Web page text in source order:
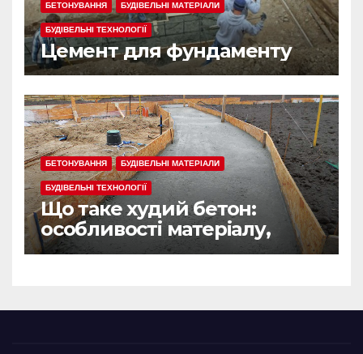
БЕТОНУВАННЯ БУДІВЕЛЬНІ МАТЕРІАЛИ
БУДІВЕЛЬНІ ТЕХНОЛОГІЇ
Цемент для фундаменту
БЕТОНУВАННЯ БУДІВЕЛЬНІ МАТЕРІАЛИ
БУДІВЕЛЬНІ ТЕХНОЛОГІЇ
Що таке худий бетон:
особливості матеріалу,
сфера застосування